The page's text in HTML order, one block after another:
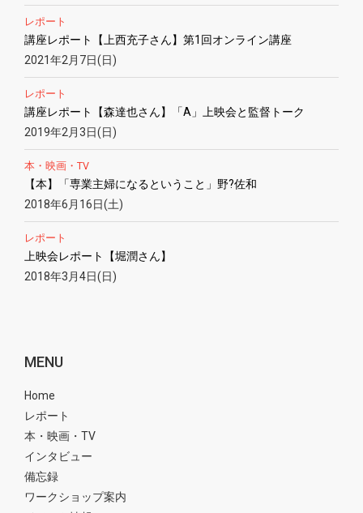
レポート
講座レポート【上西充子さん】第1回オンライン講座
2021年2月7日(日)
レポート
講座レポート【森達也さん】「A」上映会と監督トーク
2019年2月3日(日)
本・映画・TV
【本】「専業主婦になるということ」野?佐和
2018年6月16日(土)
レポート
上映会レポート【堀潤さん】
2018年3月4日(日)
MENU
Home
レポート
本・映画・TV
インタビュー
備忘録
ワークショップ案内